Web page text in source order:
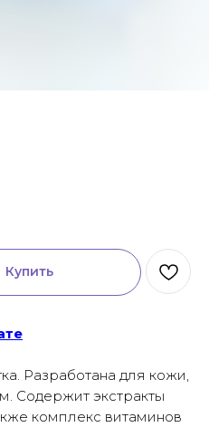
Купить
Разработана для кожи,
Содержит экстракты
комплекс витаминов